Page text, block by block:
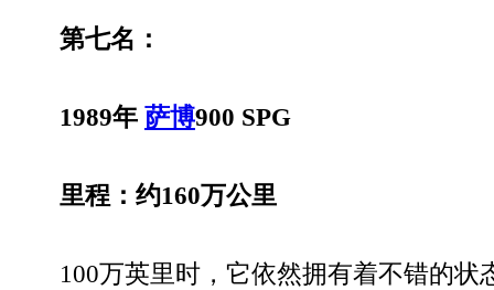
第七名：
1989年 萨博900 SPG
里程：约160万公里
100万英里时，它依然拥有着不错的状